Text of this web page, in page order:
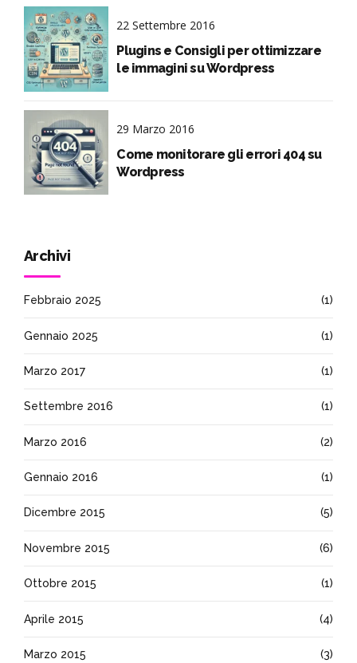
22 Settembre 2016
Plugins e Consigli per ottimizzare
le immagini su Wordpress
29 Marzo 2016
Come monitorare gli errori 404 su
Wordpress
Archivi
Febbraio 2025 (1)
Gennaio 2025 (1)
Marzo 2017 (1)
Settembre 2016 (1)
Marzo 2016 (2)
Gennaio 2016 (1)
Dicembre 2015 (5)
Novembre 2015 (6)
Ottobre 2015 (1)
Aprile 2015 (4)
Marzo 2015 (3)